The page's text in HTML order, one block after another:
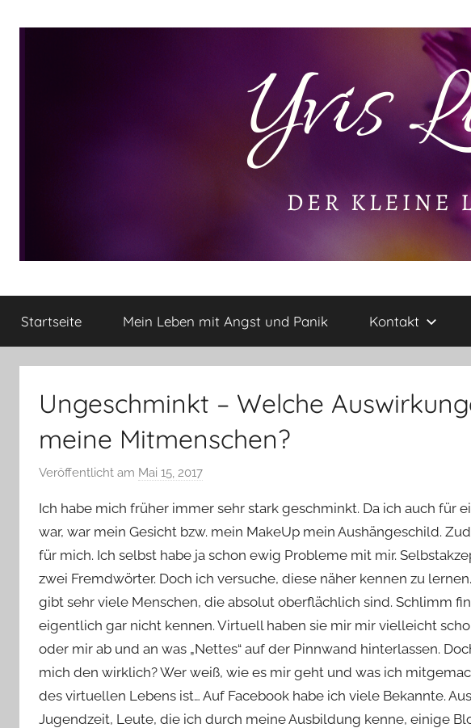
Yvis
Lifestyle
kleine
Lifestyle
Rezensionen,
und
vieles
Startseite Mein Leben mit Angst und Panik Kontakt
Ungeschminkt – Welche
meine Mitmenschen?
Veröffentlicht am Mai 15, 2017
n
Y
v
o
n
n
e
Ich habe mich früher immer sehr stark geschminkt. Da ich auch für
war, war mein Gesicht bzw. mein MakeUp mein Aushängeschild.
für mich. Ich selbst habe ja schon ewig Probleme mit mir.
zwei Fremdwörter. Doch ich versuche, diese näher kennen zu
gibt sehr viele Menschen, die absolut oberflächlich sind. Schlimm
eigentlich gar nicht kennen. Virtuell haben sie mir mir vielleicht
oder mir ab und an was „Nettes“ auf der Pinnwand hinterlassen.
mich den wirklich? Wer weiß, wie es mir geht und was ich
des virtuellen Lebens ist… Auf Facebook habe ich viele Bekannte.
Jugendzeit, Leute, die ich durch meine Ausbildung kenne, einige